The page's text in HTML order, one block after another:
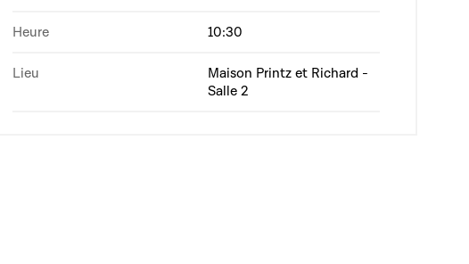
Heure 10:30
Lieu
Maison Printz et Richard -
Salle 2